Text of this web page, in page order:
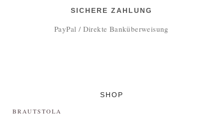
SICHERE ZAHLUNG
PayPal / Direkte Banküberweisung
SHOP
BRAUTSTOLA